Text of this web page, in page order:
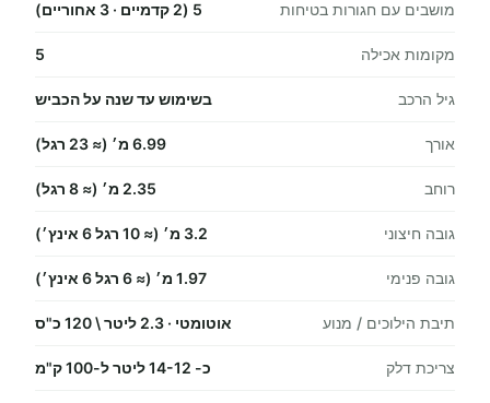
מושבים עם חגורות בטיחות 5 (2 קדמיים · 3 אחוריים)
מקומות אכילה 5
גיל הרכב בשימוש עד שנה על הכביש
אורך 6.99 מ׳ (≈ 23 רגל)
רוחב 2.35 מ׳ (≈ 8 רגל)
גובה חיצוני 3.2 מ׳ (≈ 10 רגל 6 אינץ׳)
גובה פנימי 1.97 מ׳ (≈ 6 רגל 6 אינץ׳)
תיבת הילוכים / מנוע אוטומטי · 2.3 ליטר \ 120 כ"ס
צריכת דלק כ- 14-12 ליטר ל-100 ק"מ